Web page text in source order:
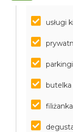
usługi
parkingi